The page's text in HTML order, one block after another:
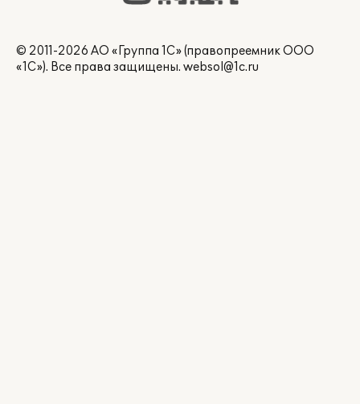
© 2011-2026 АО «Группа 1С» (правопреемник ООО
«1С»). Все права защищены. websol@1c.ru